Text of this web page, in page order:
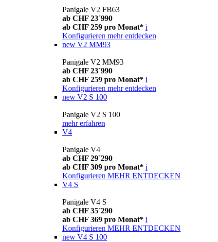
Panigale V2 FB63
ab CHF 23´990
ab CHF 259 pro Monat* i
Konfigurieren mehr entdecken
new V2 MM93
Panigale V2 MM93
ab CHF 23´990
ab CHF 259 pro Monat* i
Konfigurieren mehr entdecken
new V2 S 100
Panigale V2 S 100
mehr erfahren
V4
Panigale V4
ab CHF 29´290
ab CHF 309 pro Monat* i
Konfigurieren MEHR ENTDECKEN
V4 S
Panigale V4 S
ab CHF 35´290
ab CHF 369 pro Monat* i
Konfigurieren MEHR ENTDECKEN
new V4 S 100